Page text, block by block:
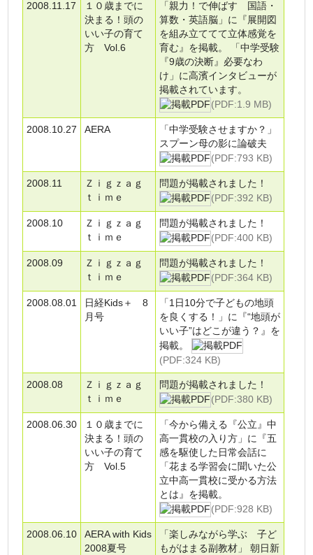
2008.11.17
１０歳までに
決まる！頭の
いい子の育て
方 Vol.6
「親力！で伸ばす 国語・
算数・英語脳」に『展開図
を組み立ててて立体感覚を
育む』を掲載。 「中学受験
『9歳の決断』必要なわ
け」に高濱インタビューが
掲載されています。
(PDF:1.9 MB)
2008.10.27 AERA
「中学受験させますか？」
スプーン母の影に論破夫
(PDF:793 KB)
2008.11
Ｚｉｇｚａｇ
ｔｉｍｅ
問題が掲載されました！
(PDF:392 KB)
2008.10
Ｚｉｇｚａｇ
ｔｉｍｅ
問題が掲載されました！
(PDF:400 KB)
2008.09
Ｚｉｇｚａｇ
ｔｉｍｅ
問題が掲載されました！
(PDF:364 KB)
2008.08.01
日経Kids＋ 8
月号
「1日10分で子どもの地頭
を良くする！」に『“地頭が
いい子”はどこが違う？』を
掲載。
(PDF:324 KB)
2008.08
Ｚｉｇｚａｇ
ｔｉｍｅ
問題が掲載されました！
(PDF:380 KB)
2008.06.30
１０歳までに
決まる！頭の
いい子の育て
方 Vol.5
「今から備える『公立』中
高一貫校の入り方」に『五
感を駆使した日常会話に
「花まる学習会に聞いた公
立中高一貫校に受かる方法
とは』を掲載。
(PDF:928 KB)
2008.06.10
AERA with Kids
2008夏号
「楽しみながら学ぶ 子ど
もがはまる副教材」 朝日新